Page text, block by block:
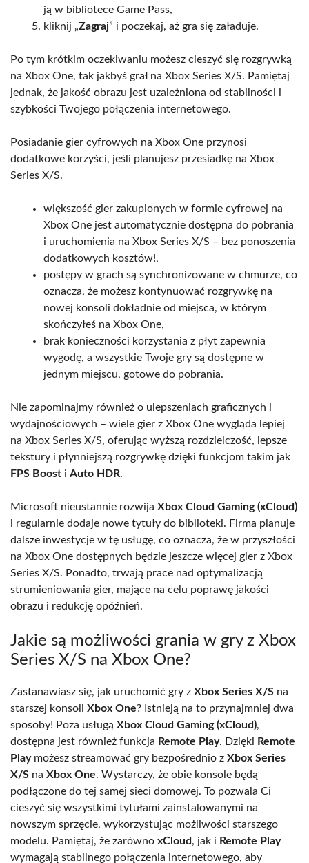
ją w bibliotece Game Pass,
kliknij „Zagraj” i poczekaj, aż gra się załaduje.
Po tym krótkim oczekiwaniu możesz cieszyć się rozgrywką
na Xbox One, tak jakbyś grał na Xbox Series X/S. Pamiętaj
jednak, że jakość obrazu jest uzależniona od stabilności i
szybkości Twojego połączenia internetowego.
Posiadanie gier cyfrowych na Xbox One przynosi
dodatkowe korzyści, jeśli planujesz przesiadkę na Xbox
Series X/S.
większość gier zakupionych w formie cyfrowej na
Xbox One jest automatycznie dostępna do pobrania
i uruchomienia na Xbox Series X/S – bez ponoszenia
dodatkowych kosztów!,
postępy w grach są synchronizowane w chmurze, co
oznacza, że możesz kontynuować rozgrywkę na
nowej konsoli dokładnie od miejsca, w którym
skończyłeś na Xbox One,
brak konieczności korzystania z płyt zapewnia
wygodę, a wszystkie Twoje gry są dostępne w
jednym miejscu, gotowe do pobrania.
Nie zapominajmy również o ulepszeniach graficznych i
wydajnościowych – wiele gier z Xbox One wygląda lepiej
na Xbox Series X/S, oferując wyższą rozdzielczość, lepsze
tekstury i płynniejszą rozgrywkę dzięki funkcjom takim jak
FPS Boost i Auto HDR.
Microsoft nieustannie rozwija Xbox Cloud Gaming (xCloud)
i regularnie dodaje nowe tytuły do biblioteki. Firma planuje
dalsze inwestycje w tę usługę, co oznacza, że w przyszłości
na Xbox One dostępnych będzie jeszcze więcej gier z Xbox
Series X/S. Ponadto, trwają prace nad optymalizacją
strumieniowania gier, mające na celu poprawę jakości
obrazu i redukcję opóźnień.
Jakie są możliwości grania w gry z Xbox
Series X/S na Xbox One?
Zastanawiasz się, jak uruchomić gry z Xbox Series X/S na
starszej konsoli Xbox One? Istnieją na to przynajmniej dwa
sposoby! Poza usługą Xbox Cloud Gaming (xCloud),
dostępna jest również funkcja Remote Play. Dzięki Remote
Playmożesz streamować gry bezpośrednio z Xbox Series
X/S na Xbox One. Wystarczy, że obie konsole będą
podłączone do tej samej sieci domowej. To pozwala Ci
cieszyć się wszystkimi tytułami zainstalowanymi na
nowszym sprzęcie, wykorzystując możliwości starszego
modelu. Pamiętaj, że zarówno xCloud, jak i Remote Play
wymagają stabilnego połączenia internetowego, aby